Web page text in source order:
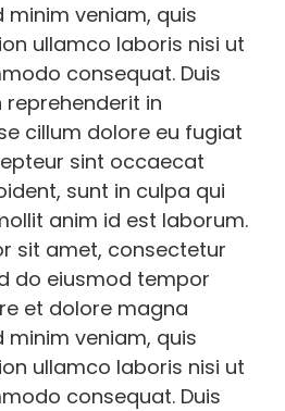
minim veniam, quis
ullamco laboris nisi ut
consequat. Duis
in
cillum dolore eu fugiat
sint occaecat
sunt in culpa qui
anim id est laborum.
sit amet, consectetur
do eiusmod tempor
et dolore magna
minim veniam, quis
ullamco laboris nisi ut
consequat. Duis